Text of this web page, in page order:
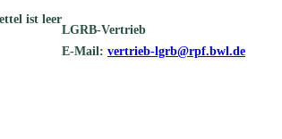
ist leer
LGRB-Vertrieb
E-Mail: vertrieb-lgrb@rpf.bwl.de